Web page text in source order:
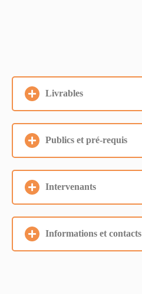
Livrables
Publics et pré-requis
Intervenants
Informations et contacts